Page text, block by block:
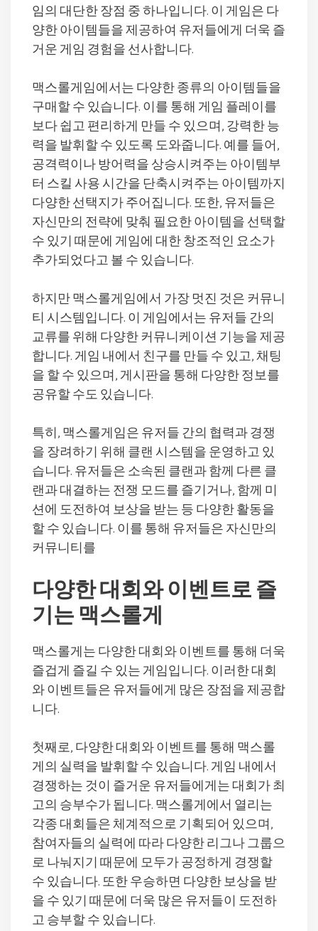
임의 대단한 장점 중 하나입니다. 이 게임은 다
양한 아이템들을 제공하여 유저들에게 더욱 즐
거운 게임 경험을 선사합니다.
맥스롤게임에서는 다양한 종류의 아이템들을
구매할 수 있습니다. 이를 통해 게임 플레이를
보다 쉽고 편리하게 만들 수 있으며, 강력한 능
력을 발휘할 수 있도록 도와줍니다. 예를 들어,
공격력이나 방어력을 상승시켜주는 아이템부
터 스킬 사용 시간을 단축시켜주는 아이템까지
다양한 선택지가 주어집니다. 또한, 유저들은
자신만의 전략에 맞춰 필요한 아이템을 선택할
수 있기 때문에 게임에 대한 창조적인 요소가
추가되었다고 볼 수 있습니다.
하지만 맥스롤게임에서 가장 멋진 것은 커뮤니
티 시스템입니다. 이 게임에서는 유저들 간의
교류를 위해 다양한 커뮤니케이션 기능을 제공
합니다. 게임 내에서 친구를 만들 수 있고, 채팅
을 할 수 있으며, 게시판을 통해 다양한 정보를
공유할 수도 있습니다.
특히, 맥스롤게임은 유저들 간의 협력과 경쟁
을 장려하기 위해 클랜 시스템을 운영하고 있
습니다. 유저들은 소속된 클랜과 함께 다른 클
랜과 대결하는 전쟁 모드를 즐기거나, 함께 미
션에 도전하여 보상을 받는 등 다양한 활동을
할 수 있습니다. 이를 통해 유저들은 자신만의
커뮤니티를
다양한 대회와 이벤트로 즐
기는 맥스롤게
맥스롤게는 다양한 대회와 이벤트를 통해 더욱
즐겁게 즐길 수 있는 게임입니다. 이러한 대회
와 이벤트들은 유저들에게 많은 장점을 제공합
니다.
첫째로, 다양한 대회와 이벤트를 통해 맥스롤
게의 실력을 발휘할 수 있습니다. 게임 내에서
경쟁하는 것이 즐거운 유저들에게는 대회가 최
고의 승부수가 됩니다. 맥스롤게에서 열리는
각종 대회들은 체계적으로 기획되어 있으며,
참여자들의 실력에 따라 다양한 리그나 그룹으
로 나눠지기 때문에 모두가 공정하게 경쟁할
수 있습니다. 또한 우승하면 다양한 보상을 받
을 수 있기 때문에 더욱 많은 유저들이 도전하
고 승부할 수 있습니다.